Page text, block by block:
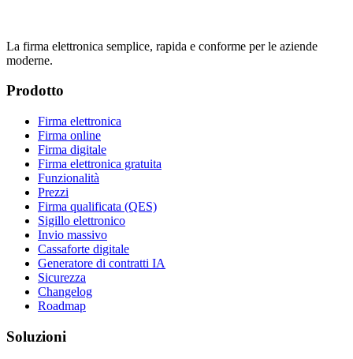
La firma elettronica semplice, rapida e conforme per le aziende
moderne.
Prodotto
Firma elettronica
Firma online
Firma digitale
Firma elettronica gratuita
Funzionalità
Prezzi
Firma qualificata (QES)
Sigillo elettronico
Invio massivo
Cassaforte digitale
Generatore di contratti IA
Sicurezza
Changelog
Roadmap
Soluzioni